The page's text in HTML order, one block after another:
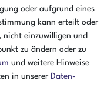
oder aufgrund eines
kann erteilt oder
nicht einzuwilligen und
zu ändern oder zu
und weitere Hinweise
in unserer Daten­